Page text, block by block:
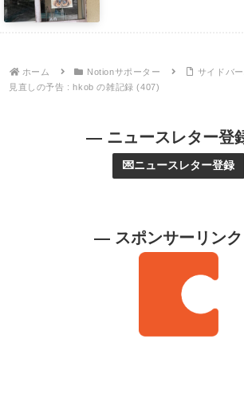
ホーム Notionサポーター
サイドバ
見直しの予告 : hkob の雑記録 (407)
— ニュースレター登
💌ニュースレター登録
— スポンサーリン